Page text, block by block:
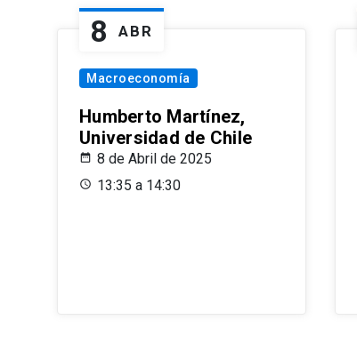
8 ABR
Macroeconomía
Humberto Martínez,
Universidad de Chile
8 de Abril de 2025
13:35 a 14:30